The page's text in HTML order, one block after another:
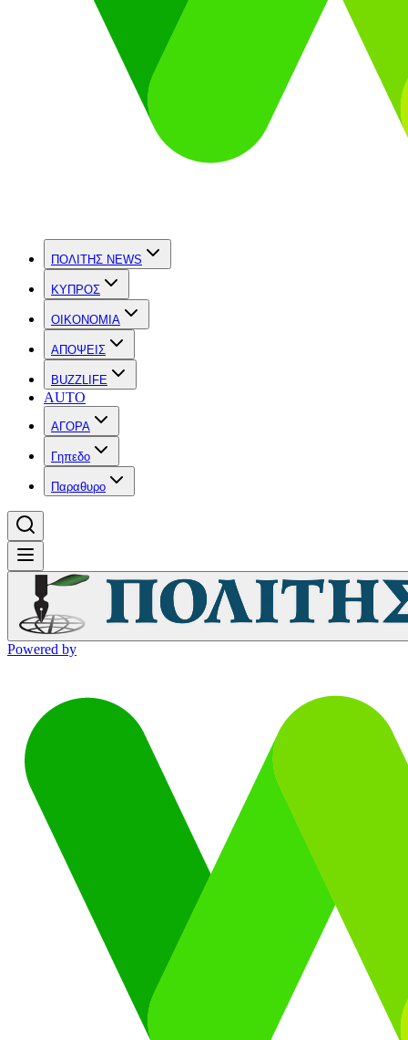
ΠΟΛΙΤΗΣ NEWS
ΚΥΠΡΟΣ
OIKONOMIA
ΑΠΟΨΕΙΣ
BUZZLIFE
AUTO
ΑΓΟΡΑ
Γηπεδο
Παραθυρο
Powered by